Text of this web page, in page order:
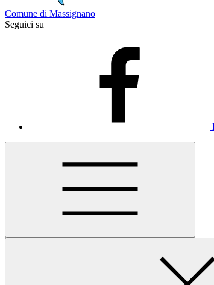
Comune di Massignano
Seguici su